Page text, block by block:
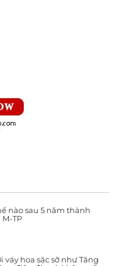
nào sau 5 năm thành
TP
hoa sặc sỡ như Tăng